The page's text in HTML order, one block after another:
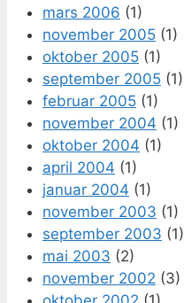
mars 2006 (1)
november 2005 (1)
oktober 2005 (1)
september 2005 (1)
februar 2005 (1)
november 2004 (1)
oktober 2004 (1)
april 2004 (1)
januar 2004 (1)
november 2003 (1)
september 2003 (1)
mai 2003 (2)
november 2002 (3)